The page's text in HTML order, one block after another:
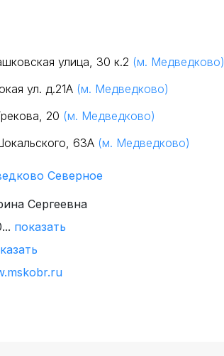
улица, 30 к.2 (м. Медведково)
ул. д.21А (м. Медведково)
20 (м. Медведково)
63А (м. Медведково)
Северное
Сергеевна
показать